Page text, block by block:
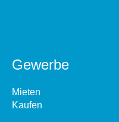
Gewerbe
Mieten
Kaufen